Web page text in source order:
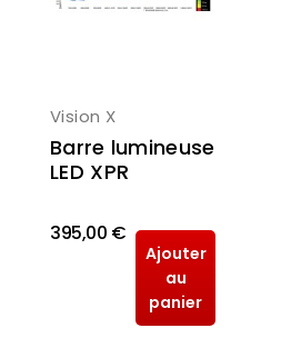
Vision X
Barre lumineuse
LED XPR
395,00 €
Ajouter
au
panier